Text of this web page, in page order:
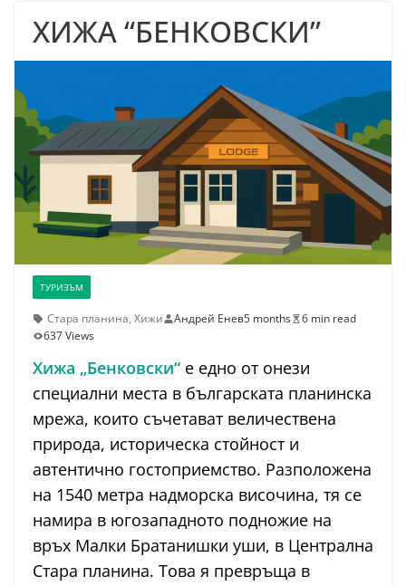
ХИЖА “БЕНКОВСКИ”
ТУРИЗЪМ
Стара планина, Хижи Андрей Енев5 months
6 min read
637 Views
Хижа „Бенковски“ е едно от онези
специални места в българската планинска
мрежа, които съчетават величествена
природа, историческа стойност и
автентично гостоприемство. Разположена
на 1540 метра надморска височина, тя се
намира в югозападното подножие на
връх Малки Братанишки уши, в Централна
Стара планина. Това я превръща в